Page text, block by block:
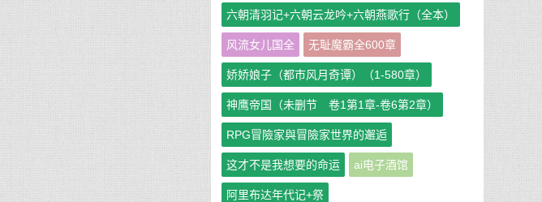
六朝清羽记+六朝云龙吟+六朝燕歌行（全本）
风流女儿国全 无耻魔霸全600章
娇娇娘子（都市风月奇谭）（1-580章）
神鹰帝国（未删节 卷1第1章-卷6第2章）
RPG冒險家與冒險家世界的邂逅
这才不是我想要的命运 ai电子酒馆
阿里布达年代记+祭